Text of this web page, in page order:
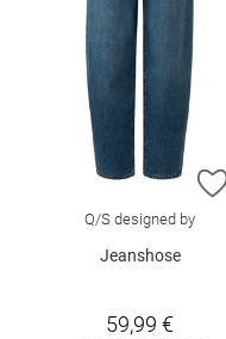
Q/S designed by
Jeanshose
59,99 €